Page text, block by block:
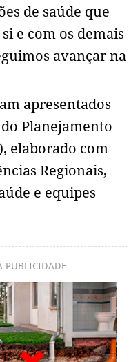
de saúde que
e com os demais
avançar na
apresentados
Planejamento
elaborado com
Regionais,
e equipes
PUBLICIDADE